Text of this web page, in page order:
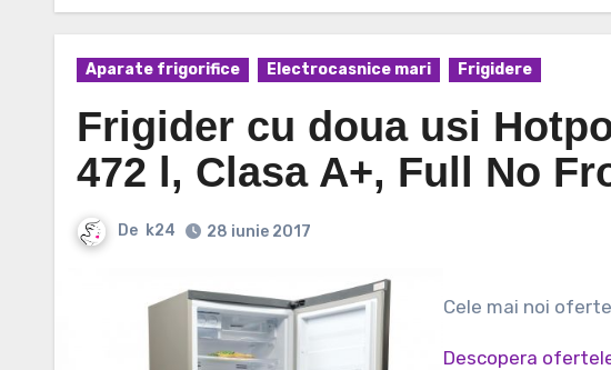
Aparate frigorifice Electrocasnice mari Frigidere
Frigider cu doua usi
472 l, Clasa A+, Full No
De k24 28 iunie 2017
Cele mai noi
Descopera